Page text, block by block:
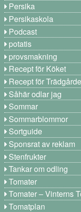
Persika
Persikaskola
Podcast
potatis
provsmakning
Recept för Köket
Recept för
Såhär odlar jag
Sommar
Sommarblommor
Sortguide
Sponsrat av reklam
Stenfrukter
Tankar om odling
Tomater
Tomater – Vinterns
Tomatplan